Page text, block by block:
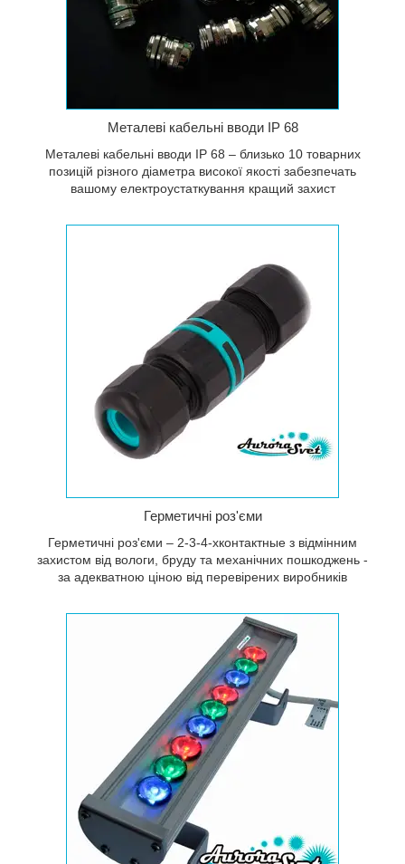
Металеві кабельні вводи IP 68
Металеві кабельні вводи IP 68 – близько 10 товарних
позицій різного діаметра високої якості забезпечать
вашому електроустаткування кращий захист
Герметичні роз'єми
Герметичні роз'єми – 2-3-4-хконтактные з відмінним
захистом від вологи, бруду та механічних пошкоджень -
за адекватною ціною від перевірених виробників